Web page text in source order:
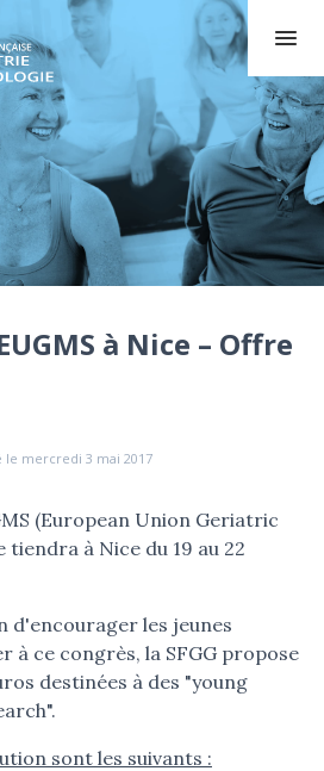
à Nice – Offre
le mercredi 3 mai 2017
(European Union Geriatric
tiendra à Nice du 19 au 22
d'encourager les jeunes
à ce congrès, la SFGG propose
destinées à des "young
sont les suivants :